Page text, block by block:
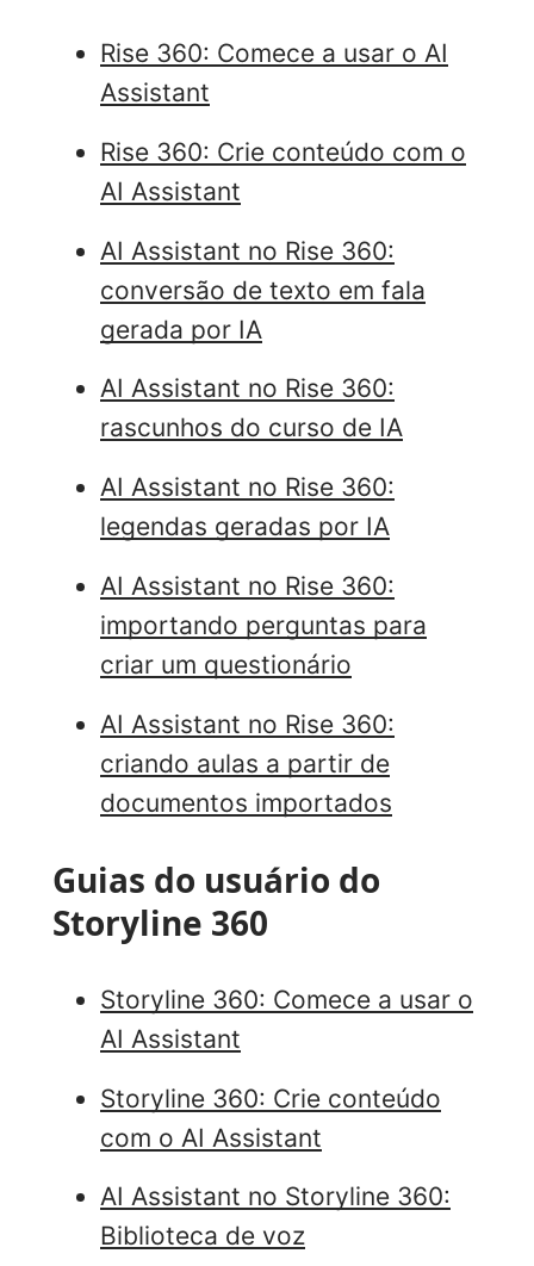
Rise 360: Comece a usar o AI
Assistant
Rise 360: Crie conteúdo com o
AI Assistant
AI Assistant no Rise 360:
conversão de texto em fala
gerada por IA
AI Assistant no Rise 360:
rascunhos do curso de IA
AI Assistant no Rise 360:
legendas geradas por IA
AI Assistant no Rise 360:
importando perguntas para
criar um questionário
AI Assistant no Rise 360:
criando aulas a partir de
documentos importados
Guias do usuário do
Storyline 360
Storyline 360: Comece a usar o
AI Assistant
Storyline 360: Crie conteúdo
com o AI Assistant
AI Assistant no Storyline 360:
Biblioteca de voz